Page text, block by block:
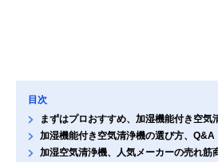
目次
まずはプロおすすめ、加湿機能付き空気
加湿機能付き空気清浄機の選び方、Q&A
加湿空気清浄機、人気メーカーの売れ筋